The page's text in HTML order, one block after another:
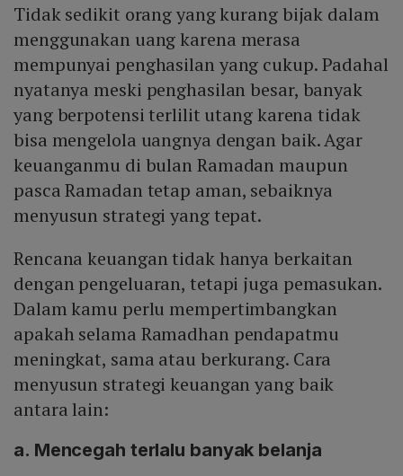
Tidak sedikit orang yang kurang bijak dalam
menggunakan uang karena merasa
mempunyai penghasilan yang cukup. Padahal
nyatanya meski penghasilan besar, banyak
yang berpotensi terlilit utang karena tidak
bisa mengelola uangnya dengan baik. Agar
keuanganmu di bulan Ramadan maupun
pasca Ramadan tetap aman, sebaiknya
menyusun strategi yang tepat.
Rencana keuangan tidak hanya berkaitan
dengan pengeluaran, tetapi juga pemasukan.
Dalam kamu perlu mempertimbangkan
apakah selama Ramadhan pendapatmu
meningkat, sama atau berkurang. Cara
menyusun strategi keuangan yang baik
antara lain:
a. Mencegah terlalu banyak belanja